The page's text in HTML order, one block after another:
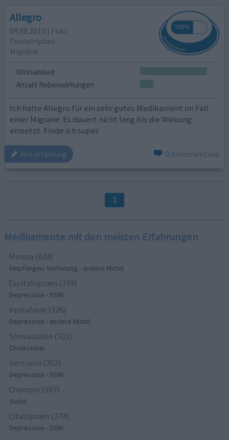
Allegro
09.08.2010 | Frau
Frovatriptan
Migräne
Wirksamkeit
Anzahl Nebenwirkungen
Ich halte Allegro für ein sehr gutes Medikament im Fall
einer Migräne. Es dauert nicht lang bis die Wirkung
einsetzt. Finde ich super.
ihre erfahrung 0 Kommentare
1
Medikamente mit den meisten Erfahrungen
Mirena (624)
Empfängnis Verhütung - andere Mittel
Escitalopram (339)
Depression - SSRI
Venlafaxin (326)
Depression - andere Mittel
Simvastatin (321)
Cholesterin
Sertralin (302)
Depression - SSRI
Champix (297)
Sucht
Citalopram (274)
Depression - SSRI